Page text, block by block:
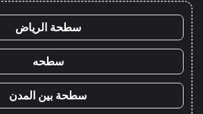
سطحة الرياض
سطحه
سطحة بين المدن